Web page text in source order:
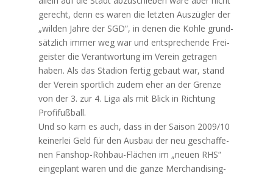
gerecht, denn es waren die letz­ten Aus­züg­ler der
„wil­den Jah­re der SGD“, in denen die Koh­le grund­
sätz­lich immer weg war und ent­spre­chen­de Frei­
geis­ter die Ver­ant­wor­tung im Ver­ein getra­gen
haben. Als das Sta­di­on fer­tig gebaut war, stand
der Ver­ein sport­lich zudem eher an der Gren­ze
von der 3. zur 4. Liga als mit Blick in Rich­tung
Profifußball.
Und so kam es auch, dass in der Sai­son 2009/10
kei­ner­lei Geld für den Aus­bau der neu geschaf­fe­
nen Fan­shop-Roh­bau-Flä­chen im „neu­en RHS“
ein­ge­plant waren und die gan­ze Mer­chan­di­sing-